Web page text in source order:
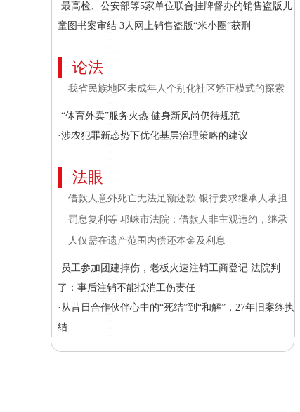
·最高检、公安部等5家单位联合挂牌督办的销售盗版儿
童图书案审结 3人网上销售盗版“米小圈”获刑
论法
我省民族地区未成年人个别化社区矫正模式的探索
·“体育外卖”服务火热 健身新风尚仍待规范
·涉农犯罪新态势下优化基层治理策略的建议
法眼
借款人意外死亡无法足额还款 银行要求继承人承担
罚息复利等 邛崃市法院：借款人非主观违约，继承
人仅需在遗产范围内偿还本金及利息
·员工参加团建摔伤，老板火速注销工商登记 法院判
了：事后注销不能抵消工伤责任
·从昔日合作伙伴心中的“死结”到“和解”，27年旧案终执
结